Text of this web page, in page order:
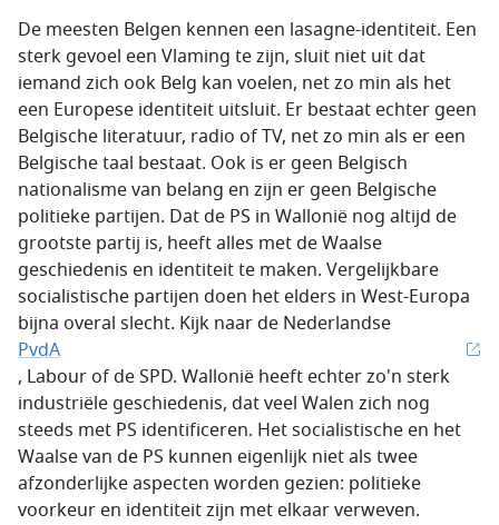
De meesten Belgen kennen een lasagne-identiteit. Een
sterk gevoel een Vlaming te zijn, sluit niet uit dat
iemand zich ook Belg kan voelen, net zo min als het
een Europese identiteit uitsluit. Er bestaat echter geen
Belgische literatuur, radio of TV, net zo min als er een
Belgische taal bestaat. Ook is er geen Belgisch
nationalisme van belang en zijn er geen Belgische
politieke partijen. Dat de PS in Wallonië nog altijd de
grootste partij is, heeft alles met de Waalse
geschiedenis en identiteit te maken. Vergelijkbare
socialistische partijen doen het elders in West-Europa
bijna overal slecht. Kijk naar de Nederlandse
PvdA
, Labour of de SPD. Wallonië heeft echter zo'n sterk
industriële geschiedenis, dat veel Walen zich nog
steeds met PS identificeren. Het socialistische en het
Waalse van de PS kunnen eigenlijk niet als twee
afzonderlijke aspecten worden gezien: politieke
voorkeur en identiteit zijn met elkaar verweven.